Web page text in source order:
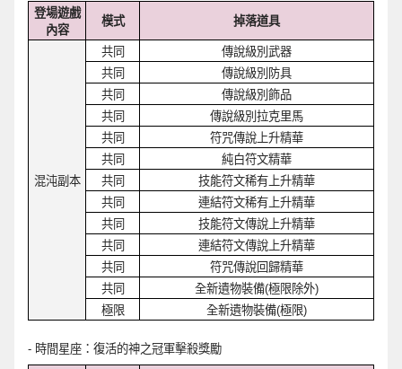
登場遊戲
內容
模式 掉落道具
混沌副本
共同
傳說級別武器
共同
傳說級別防具
共同
傳說級別飾品
共同
傳說級別拉克里馬
共同
符咒傳說上升精華
共同
純白符文精華
共同
技能符文稀有上升精華
共同
連結符文稀有上升精華
共同
技能符文傳說上升精華
共同
連結符文傳說上升精華
共同
符咒傳說回歸精華
共同
全新遺物裝備(極限除外)
極限
全新遺物裝備(極限)
- 時間星座：復活的神之冠軍擊殺獎勵